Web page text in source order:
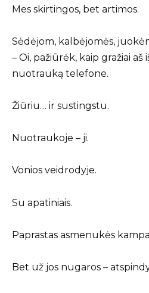
Mes skirtingos, bet artimos.
Sėdėjom, kalbėjomės,
– Oi, pažiūrėk, kaip gražiai aš
nuotrauką telefone.
Žiūriu… ir sustingstu.
Nuotraukoje – ji.
Vonios veidrodyje.
Su apatiniais.
Paprastas asmenukės
Bet už jos nugaros –